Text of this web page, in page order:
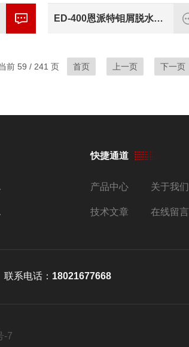
ED-400恩派特钼屑脱水机 离心甩油效率高
前 59 / 241 页 首页 上一页 下一页
机
机
快捷通道
产品中心 关于我们
技术文章 在线留言
联系电话： 18021677668
-7